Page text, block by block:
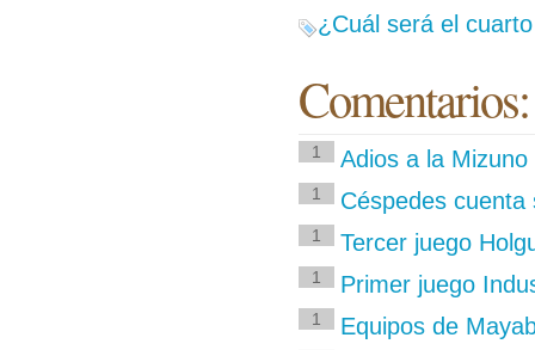
¿Cuál será el
1 Adios a la Mizuno
1 Céspedes cuenta
1 Tercer juego
1 Primer juego
1 Equipos de